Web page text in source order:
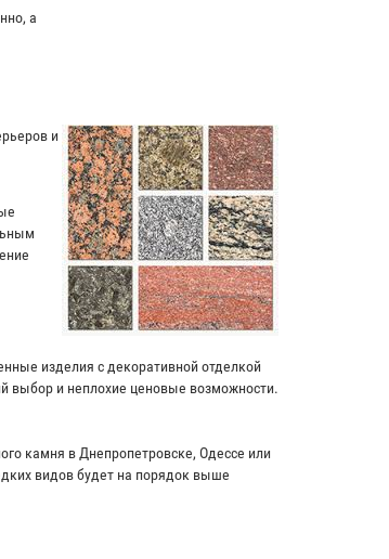
и
изделия с декоративной отделкой
выбор и неплохие ценовые возможности.
камня в Днепропетровске, Одессе или
видов будет на порядок выше